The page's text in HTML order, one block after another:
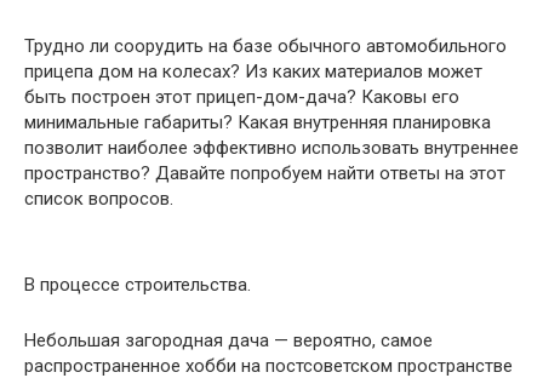
Трудно ли соорудить на базе обычного автомобильного
прицепа дом на колесах? Из каких материалов может
быть построен этот прицеп-дом-дача? Каковы его
минимальные габариты? Какая внутренняя планировка
позволит наиболее эффективно использовать внутреннее
пространство? Давайте попробуем найти ответы на этот
список вопросов.
В процессе строительства.
Небольшая загородная дача — вероятно, самое
распространенное хобби на постсоветском пространстве